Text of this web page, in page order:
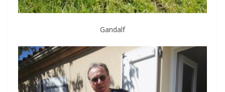
Gandalf